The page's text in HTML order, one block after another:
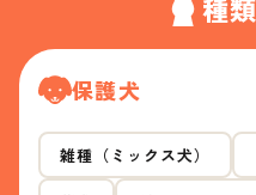
種
保護犬
雑種（ミックス犬）